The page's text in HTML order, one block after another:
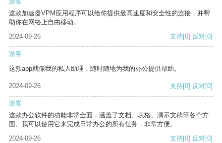
这款加速器VPM应用程序可以给你提供最高速度和安全性的连接，并帮
助你在网络上自由移动。
2024-09-26
支持[0] 反对[0]
游客
这款app就像我的私人助理，随时随地为我的办公提供帮助。
2024-09-26 支持[0] 反对[0]
游客
这款办公软件的功能非常全面，涵盖了文档、表格、演示文稿等各个方
面。我可以使用它来完成日常办公的所有任务，非常方便。
2024-09-26
支持[0] 反对[0]